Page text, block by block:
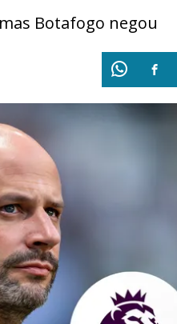
Botafogo negou